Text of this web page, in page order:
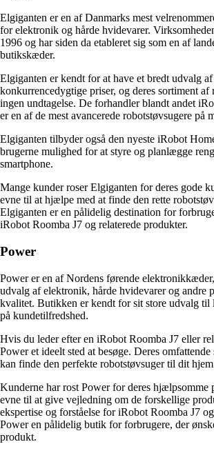
Elgiganten er en af Danmarks mest
for elektronik og hårde hvidevarer.
1996 og har siden da etableret sig som en af
butikskæder.
Elgiganten er kendt for at have et bredt udvalg
konkurrencedygtige priser, og deres sortiment af
ingen undtagelse. De forhandler blandt andet
er en af de mest avancerede robotstøvsugere på
Elgiganten tilbyder også den nyeste iRobot
brugerne mulighed for at styre og planlægge
smartphone.
Mange kunder roser Elgiganten for deres gode
evne til at hjælpe med at finde den rette
Elgiganten er en pålidelig destination for
iRobot Roomba J7 og relaterede produkter.
Power
Power er en af Nordens førende
udvalg af elektronik, hårde hvidevarer og andre
kvalitet. Butikken er kendt for sit store udvalg til
på kundetilfredshed.
Hvis du leder efter en iRobot Roomba J7 eller
Power et ideelt sted at besøge. Deres
kan finde den perfekte robotstøvsuger til dit
Kunderne har rost Power for deres hjælpsomme
evne til at give vejledning om de forskellige
ekspertise og forståelse for iRobot Roomba J7
Power en pålidelig butik for forbrugere, der
produkt.